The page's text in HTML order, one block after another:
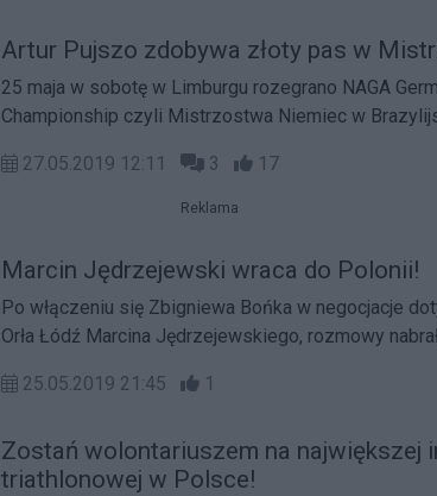
Artur Pujszo
25 maja w sobotę w Limburgu rozegrano NAGA Germany Grappling
Championship czyli Mistrzostwa Niemiec w Brazylijskim Jiu Jitsu, federacji
bez tradycyjnego kimona, jak również w formule Gi
27.05.2019 12:11 3 17
Reklama
Marcin Jędrzejewski wraca do Polonii!
Po włączeniu się Zbigniewa Bońka w negocjacje
Orła Łódź Marcina Jędrzejewskiego, rozmowy
z czarnym Gryfem.
25.05.2019 21:45 1
Zostań wolontariuszem na największej
triathlonowej w Polsce!